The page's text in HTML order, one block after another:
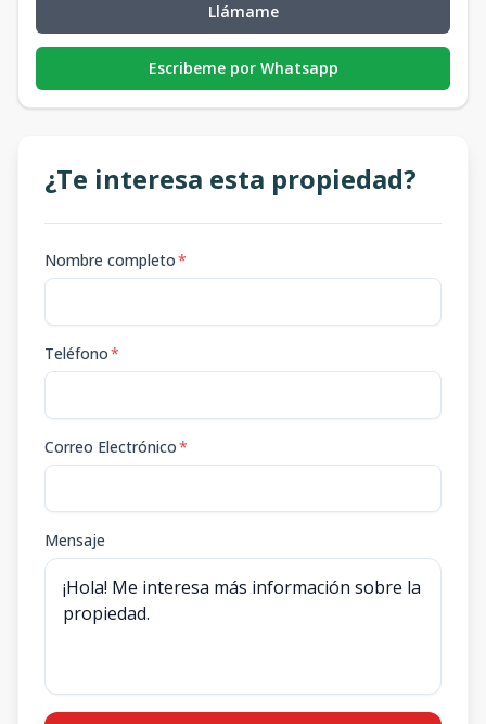
Llámame
Escribeme por Whatsapp
¿Te interesa esta propiedad?
Nombre completo*
Teléfono*
Correo Electrónico*
Mensaje